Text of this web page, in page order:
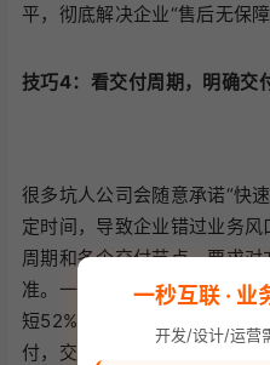
平，彻底解决企业“售后无保障
技巧4：看交付周期，明确交
很多坑人公司会随意承诺“快
定时间，导致企业错过业务
周期和各个交付节点，要求
准。一秒互联拥有成熟的开
短52%，基础定制app20天
付，交付准时率99.8%，对
一秒互联 · 业
开发/设计/运营